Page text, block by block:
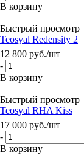
В корзину
Быстрый просмотр
Teosyal Redensity 2
12 800 руб./шт
-
В корзину
Быстрый просмотр
Teosyal RHA Kiss
17 000 руб./шт
-
В корзину